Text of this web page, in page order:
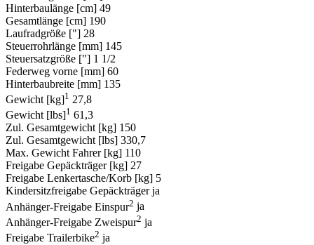
Hinterbaulänge [cm] 49
Gesamtlänge [cm] 190
Laufradgröße ["] 28
Steuerrohrlänge [mm] 145
Steuersatzgröße ["] 1 1/2
Federweg vorne [mm] 60
Hinterbaubreite [mm] 135
Gewicht [kg]1 27,8
Gewicht [lbs]1 61,3
Zul. Gesamtgewicht [kg] 150
Zul. Gesamtgewicht [lbs] 330,7
Max. Gewicht Fahrer [kg] 110
Freigabe Gepäckträger [kg] 27
Freigabe Lenkertasche/Korb [kg] 5
Kindersitzfreigabe Gepäckträger ja
Anhänger-Freigabe Einspur2 ja
Anhänger-Freigabe Zweispur2 ja
Freigabe Trailerbike2 ja